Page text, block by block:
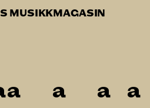
MUSIKKMAGASIN